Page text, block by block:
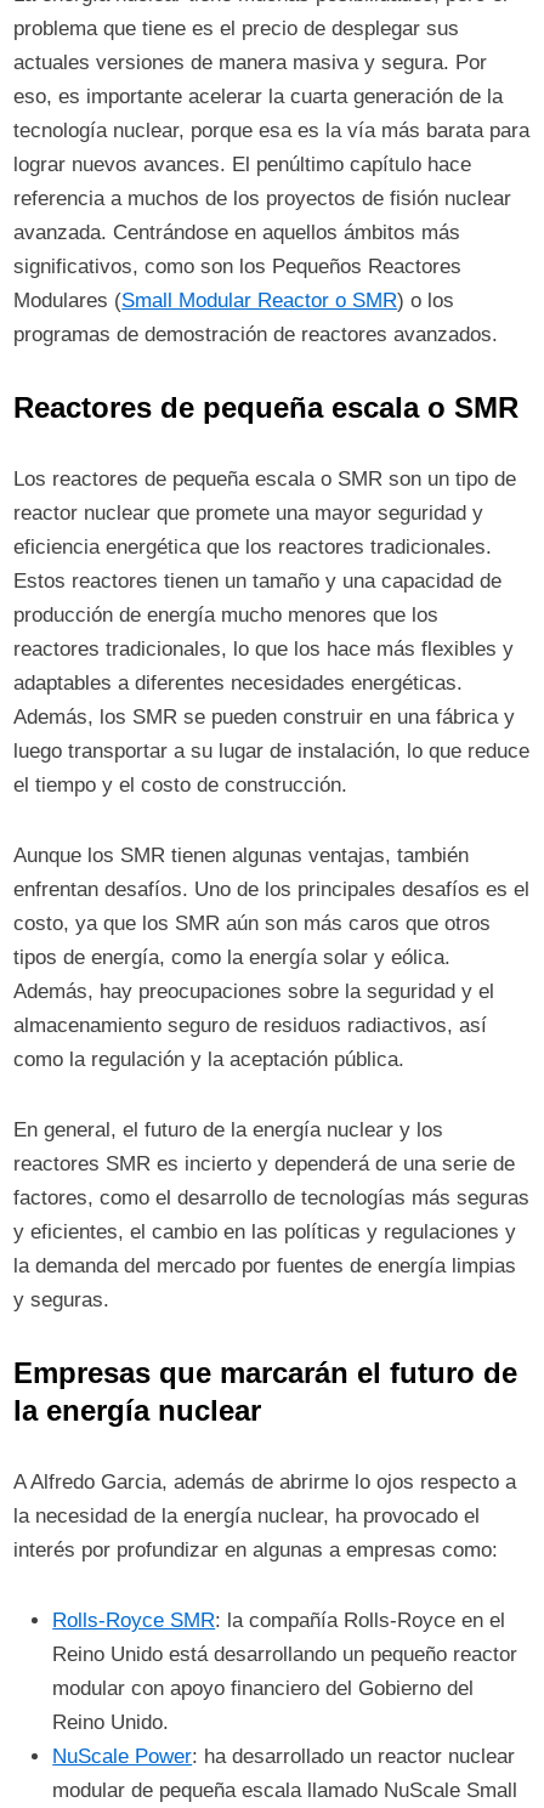
problema que tiene es el precio de desplegar sus
actuales versiones de manera masiva y segura. Por
eso, es importante acelerar la cuarta generación de la
tecnología nuclear, porque esa es la vía más barata para
lograr nuevos avances. El penúltimo capítulo hace
referencia a muchos de los proyectos de fisión nuclear
avanzada. Centrándose en aquellos ámbitos más
significativos, como son los Pequeños Reactores
Modulares (Small Modular Reactor o SMR) o los
programas de demostración de reactores avanzados.
Reactores de pequeña escala o SMR
Los reactores de pequeña escala o SMR son un tipo de
reactor nuclear que promete una mayor seguridad y
eficiencia energética que los reactores tradicionales.
Estos reactores tienen un tamaño y una capacidad de
producción de energía mucho menores que los
reactores tradicionales, lo que los hace más flexibles y
adaptables a diferentes necesidades energéticas.
Además, los SMR se pueden construir en una fábrica y
luego transportar a su lugar de instalación, lo que reduce
el tiempo y el costo de construcción.
Aunque los SMR tienen algunas ventajas, también
enfrentan desafíos. Uno de los principales desafíos es el
costo, ya que los SMR aún son más caros que otros
tipos de energía, como la energía solar y eólica.
Además, hay preocupaciones sobre la seguridad y el
almacenamiento seguro de residuos radiactivos, así
como la regulación y la aceptación pública.
En general, el futuro de la energía nuclear y los
reactores SMR es incierto y dependerá de una serie de
factores, como el desarrollo de tecnologías más seguras
y eficientes, el cambio en las políticas y regulaciones y
la demanda del mercado por fuentes de energía limpias
y seguras.
Empresas que marcarán el futuro de
la energía nuclear
A Alfredo Garcia, además de abrirme lo ojos respecto a
la necesidad de la energía nuclear, ha provocado el
interés por profundizar en algunas a empresas como:
Rolls-Royce SMR: la compañía Rolls-Royce en el
Reino Unido está desarrollando un pequeño reactor
modular con apoyo financiero del Gobierno del
Reino Unido.
NuScale Power: ha desarrollado un reactor nuclear
modular de pequeña escala llamado NuScale Small